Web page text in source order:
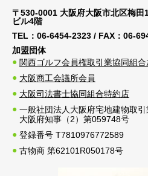
〒530-0001 大阪府大阪市北区梅
ビル4階
TEL： 06-6454-2323 / FAX： 06-
加盟団体
関西ゴルフ会員権取引業協同組合
大阪商工会議所会員
大阪司法書士協同組合特約店
一般社団法人大阪府宅地建物取
大阪府知事（2）第059748号
登録番号 T7810976772589
古物商 第62101R050178号